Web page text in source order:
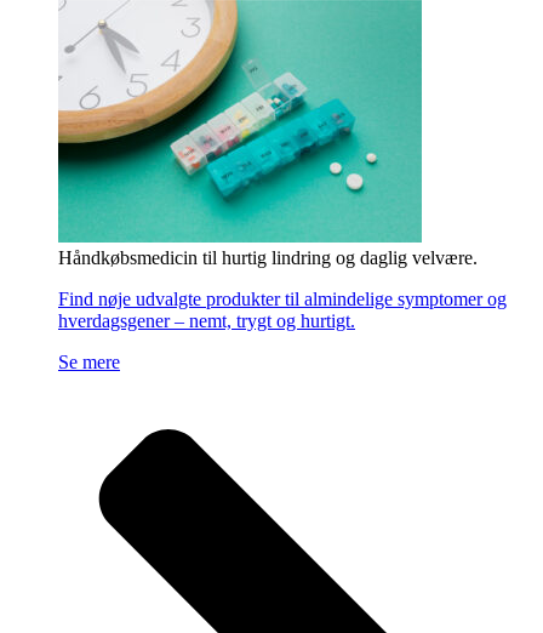
Håndkøbsmedicin til hurtig lindring og daglig velvære.
Find nøje udvalgte produkter til almindelige symptomer og
hverdagsgener – nemt, trygt og hurtigt.
Se mere